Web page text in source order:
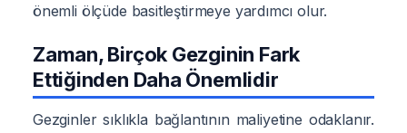
önemli ölçüde basitleştirmeye yardımcı olur.
Zaman, Birçok Gezginin Fark
Ettiğinden Daha Önemlidir
Gezginler sıklıkla bağlantının maliyetine odaklanır.